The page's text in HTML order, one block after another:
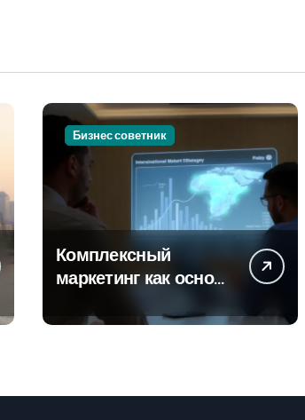
Бизнес советник
Комплексный
маркетинг как основа
стратегии